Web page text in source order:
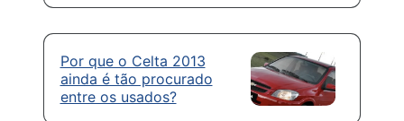
Por que o Celta 2013
ainda é tão procurado
entre os usados?